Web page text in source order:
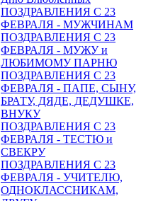
ПОЗДРАВЛЕНИЯ С 23
ФЕВРАЛЯ - МУЖЧИНАМ
ПОЗДРАВЛЕНИЯ С 23
ФЕВРАЛЯ - МУЖУ и
ЛЮБИМОМУ ПАРНЮ
ПОЗДРАВЛЕНИЯ С 23
ФЕВРАЛЯ - ПАПЕ, СЫНУ,
БРАТУ, ДЯДЕ, ДЕДУШКЕ,
ВНУКУ
ПОЗДРАВЛЕНИЯ С 23
ФЕВРАЛЯ - ТЕСТЮ и
СВЕКРУ
ПОЗДРАВЛЕНИЯ С 23
ФЕВРАЛЯ - УЧИТЕЛЮ,
ОДНОКЛАССНИКАМ,